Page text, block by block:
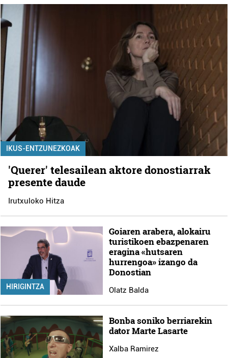
IKUS-ENTZUNEZKOAK
'Querer' telesailean aktore donostiarrak
presente daude
Irutxuloko Hitza
HIRIGINTZA
Goiaren arabera, alokairu
turistikoen ebazpenaren
eragina «hutsaren
hurrengoa» izango da
Donostian
Olatz Balda
Bonba soniko berriarekin
dator Marte Lasarte
Xalba Ramirez